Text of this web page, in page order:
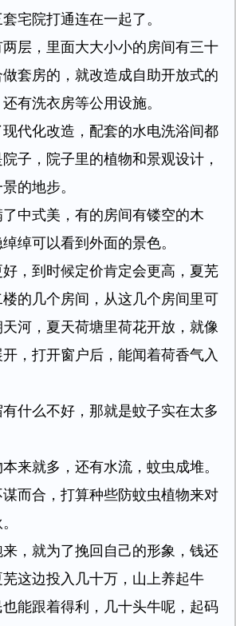
宅院打通连在一起了。
层，里面大大小小的房间有三十
套房的，就改造成自助开放式的
有洗衣房等公用设施。
代化改造，配套的水电洗浴间都
子，院子里的植物和景观设计，
的地步。
中式美，有的房间有镂空的木
绰可以看到外面的景色。
，到时候定价肯定会更高，夏芜
的几个房间，从这几个房间里可
河，夏天荷塘里荷花开放，就像
，打开窗户后，能闻着荷香气入
什么不好，那就是蚊子实在太多
来就多，还有水流，蚊虫成堆。
而合，打算种些防蚊虫植物来对
，就为了挽回自己的形象，钱还
这边投入几十万，山上养起牛
能跟着得利，几十头牛呢，起码